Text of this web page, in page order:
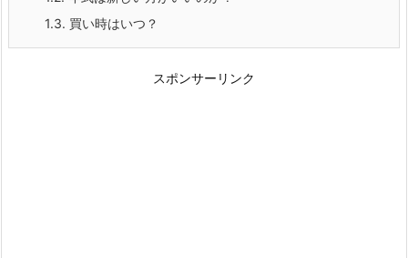
1.3. 買い時はいつ？
スポンサーリンク